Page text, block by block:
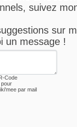
suivez
sur
un message !
Code
pour
par mail